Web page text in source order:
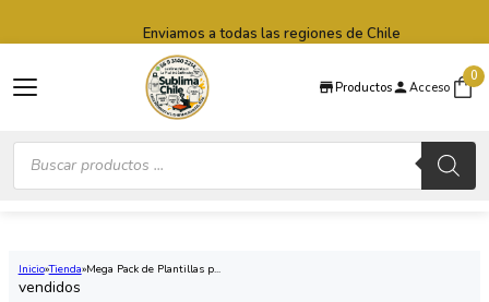
Productos Acceso
0
Búsqueda
productos
Enviamos a todas las regiones de Chile
Inicio Tienda Mega Pack de Plantillas p...
vendidos